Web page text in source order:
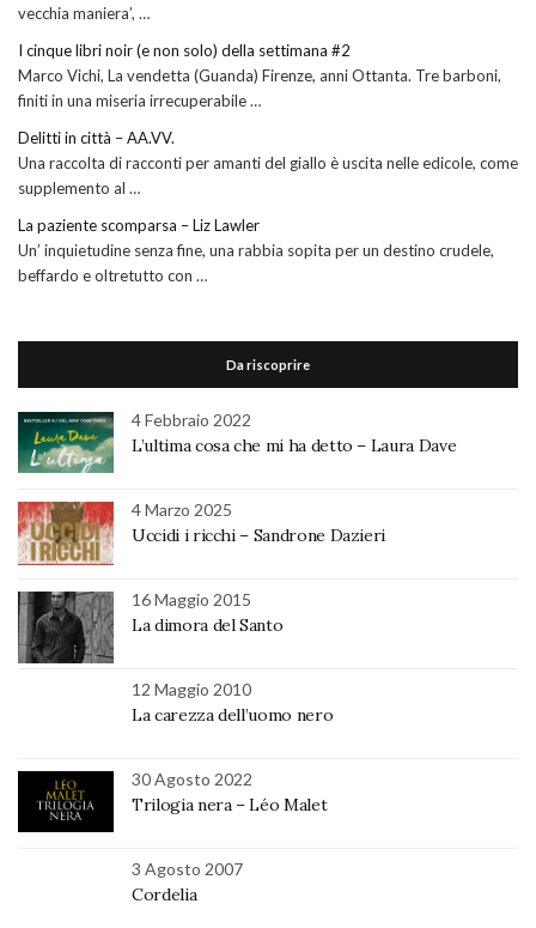
vecchia maniera’, …
I cinque libri noir (e non solo) della settimana #2
Marco Vichi, La vendetta (Guanda) Firenze, anni Ottanta. Tre barboni,
finiti in una miseria irrecuperabile …
Delitti in città – AA.VV.
Una raccolta di racconti per amanti del giallo è uscita nelle edicole, come
supplemento al …
La paziente scomparsa – Liz Lawler
Un’ inquietudine senza fine, una rabbia sopita per un destino crudele,
beffardo e oltretutto con …
Da riscoprire
4 Febbraio 2022
L’ultima cosa che mi ha detto – Laura Dave
4 Marzo 2025
Uccidi i ricchi – Sandrone Dazieri
16 Maggio 2015
La dimora del Santo
12 Maggio 2010
La carezza dell’uomo nero
30 Agosto 2022
Trilogia nera – Léo Malet
3 Agosto 2007
Cordelia